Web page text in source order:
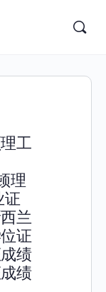
工
理
证
兰
证
绩
绩